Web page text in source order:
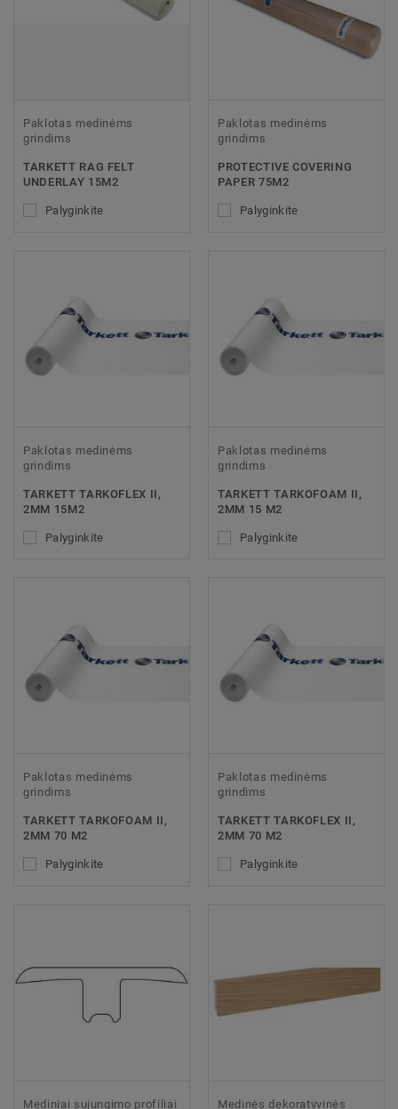
Paklotas medinėms
grindims
TARKETT RAG FELT
UNDERLAY 15M2
Palyginkite
Paklotas medinėms
grindims
PROTECTIVE COVERING
PAPER 75M2
Palyginkite
Paklotas medinėms
grindims
TARKETT TARKOFLEX II,
2MM 15M2
Palyginkite
Paklotas medinėms
grindims
TARKETT TARKOFOAM II,
2MM 15 M2
Palyginkite
Paklotas medinėms
grindims
TARKETT TARKOFOAM II,
2MM 70 M2
Palyginkite
Paklotas medinėms
grindims
TARKETT TARKOFLEX II,
2MM 70 M2
Palyginkite
Mediniai sujungimo profiliai
Medinės dekoratyvinės